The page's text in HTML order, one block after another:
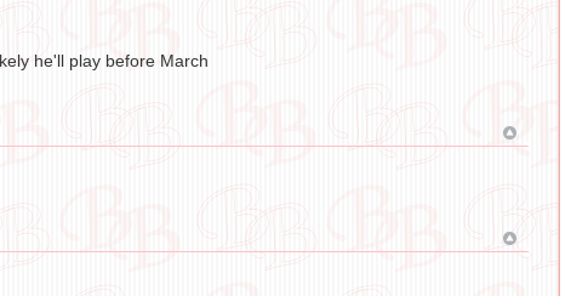
he'll play before March